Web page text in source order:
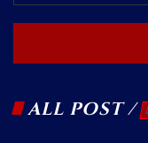
ALL POST /